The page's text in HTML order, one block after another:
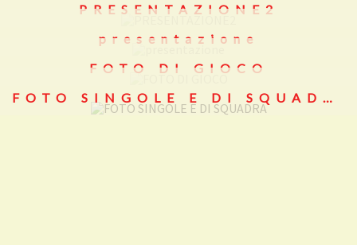
PRESENTAZIONE2
presentazione
FOTO DI GIOCO
FOTO SINGOLE E DI SQUADRA